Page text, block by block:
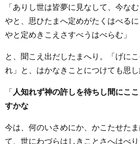
「ありし世は皆夢に見なして、今な
やと、思ひたまへ定めがたくはべる
やと定めきこえさすべうはべらむ」
と、聞こえ出だしたまへり。「げに
れ」と、はかなきことにつけても思し
「 人知れず神の許しを待ちし間にこ
すかな
今は、何のいさめにか、かこたせた
て、世にわづらはしきことさへはべ